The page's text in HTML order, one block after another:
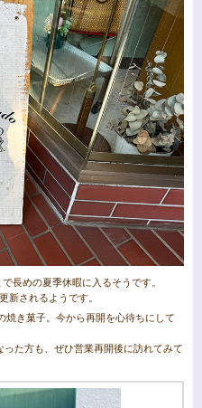
長めの夏季休暇に入るそうです。
新されるようです。
焼き菓子。今から再開を心待ちにして
た方も、ぜひ営業再開後に訪れてみて